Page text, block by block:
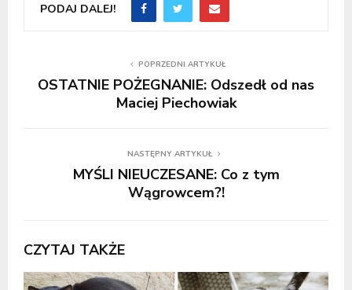
PODAJ DALEJ!
POPRZEDNI ARTYKUŁ
OSTATNIE POŻEGNANIE: Odszedł od nas
Maciej Piechowiak
NASTĘPNY ARTYKUŁ
MYŚLI NIEUCZESANE: Co z tym
Wągrowcem?!
CZYTAJ TAKŻE